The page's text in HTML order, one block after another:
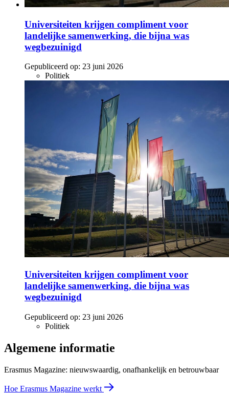
Universiteiten krijgen compliment voor
landelijke samenwerking, die bijna was
wegbezuinigd
Gepubliceerd op: 23 juni 2026
Politiek
Universiteiten krijgen compliment voor
landelijke samenwerking, die bijna was
wegbezuinigd
Gepubliceerd op: 23 juni 2026
Politiek
Algemene informatie
Erasmus Magazine: nieuwswaardig, onafhankelijk en betrouwbaar
Hoe Erasmus Magazine werkt